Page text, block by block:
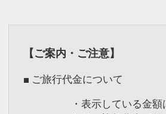
【大浴場】
大雪連山の太古のエネルギ
る、単純硫黄泉が当ホテル
温もりと、景観と、爽快
楽しみいただけます。
【ご案内・ご注意】
■ ご旅行代金について
・表示している金